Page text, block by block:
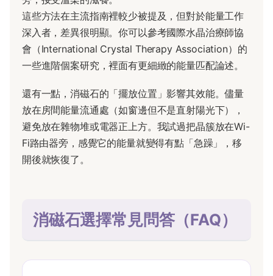
這些方法在主流指南裡較少被提及，但對於能量工作
深入者，差異很明顯。你可以參考國際水晶治療師協
會（International Crystal Therapy Association）的
一些進階個案研究，裡面有更細緻的能量匹配論述。
還有一點，消磁石的「擺放位置」影響其效能。儘量
放在房間能量流通處（如窗邊但不是直射陽光下），
避免放在雜物堆或電器正上方。我試過把晶簇放在Wi-
Fi路由器旁，感覺它的能量就變得有點「急躁」，移
開後就恢復了。
消磁石選擇常見問答（FAQ）